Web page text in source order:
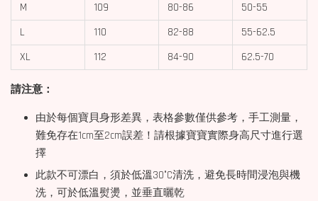
M
109 80-86
50-55
L
110 82-88
55-62.5
XL
112 84-90 62.5-70
請注意：
由於每個寶貝身形差異，表格參數僅供參考，手工測量，
難免存在1cm至2cm誤差！請根據寶寶實際身高尺寸進行選
擇
此款不可漂白，須於低溫30°C清洗，避免長時間浸泡與機
洗，可於低溫熨燙，並垂直曬乾